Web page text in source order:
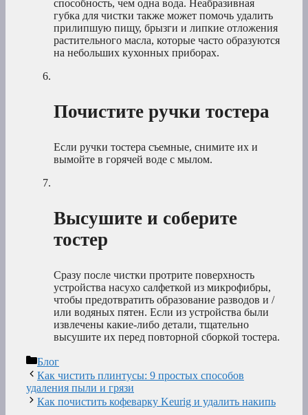
способность, чем одна вода. Неабразивная
губка для чистки также может помочь удалить
прилипшую пищу, брызги и липкие отложения
растительного масла, которые часто образуются
на небольших кухонных приборах.
Почистите ручки тостера
Если ручки тостера съемные, снимите их и
вымойте в горячей воде с мылом.
Высушите и соберите
тостер
Сразу после чистки протрите поверхность
устройства насухо салфеткой из микрофибры,
чтобы предотвратить образование разводов и /
или водяных пятен. Если из устройства были
извлечены какие-либо детали, тщательно
высушите их перед повторной сборкой тостера.
Рубрики
Блог
Как чистить плинтусы: 9 простых способов
удаления пыли и грязи
Как почистить кофеварку Keurig и удалить накипь